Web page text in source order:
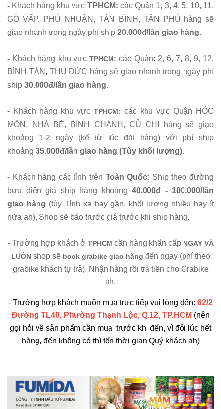
- Khách hàng khu vực TPHCM: các Quận 1, 3, 4, 5, 10, 11,
GÒ VẤP, PHÚ NHUẬN, TÂN BÌNH, TÂN PHÚ hàng sẽ
giao nhanh trong ngày phí ship 20.000đ/lần giao hàng.
- Khách hàng khu vựcTPHCM: các Quận: 2, 6, 7, 8, 9, 12,
BÌNH TÂN, THỦ ĐỨC hàng sẽ giao nhanh trong ngày phí
ship 30.000đ/lần giao hàng.
- Khách hàng khu vực TPHCM: các khu vực Quận HÓC
MÔN, NHÀ BÈ, BÌNH CHÁNH, CỦ CHI hàng sẽ giao
khoảng 1-2 ngày (kể từ lúc đặt hàng) với phí ship
khoảng 35.000đ/lần giao hàng (Tùy khối lượng).
- Khách hàng các tỉnh trên Toàn Quốc: Ship theo đường
bưu điện giá ship hàng khoảng 40.000đ - 100.000/lần
giao hàng (tùy Tỉnh xa hay gần, khối lượng nhiều hay ít
nữa ah), Shop sẽ báo trước giá trước khi ship hàng.
- Trường hợp khách ở TPHCM cần hàng khẩn cấp NGAY VÀ
LUÔNshop sẽ book grabike giao hàng đến ngay (phí theo
grabike khách tự trả). Nhận hàng rồi trả tiền cho Grabike
ah.
- Trường hợp khách muốn mua trực tiếp vui lòng đến: 62/2
Đường TL40, Phường Thạnh Lộc, Q.12, TP.HCM (nên
gọi hỏi về sản phẩm cần mua trước khi đến, vì đôi lúc hết
hàng, đến không có thì tốn thời gian Quý khách ah)